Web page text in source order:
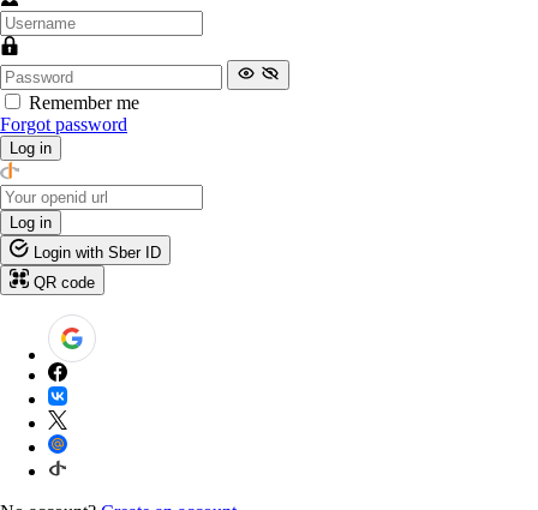
Remember me
Forgot password
Log in
Log in
Login with Sber ID
QR code